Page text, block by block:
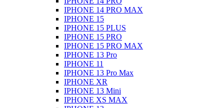
IPHONE 14 PRO MAX
IPHONE 15
IPHONE 15 PLUS
IPHONE 15 PRO
IPHONE 15 PRO MAX
IPHONE 13 Pro
IPHONE 11
IPHONE 13 Pro Max
IPHONE XR
IPHONE 13 Mini
IPHONE XS MAX